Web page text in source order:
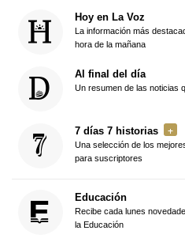
Hoy en La Voz
La información más
hora de la mañana
Al final del día
Un resumen de las noticias
7 días 7 historias
Una selección de los
para suscriptores
Educación
Recibe cada lunes
la Educación